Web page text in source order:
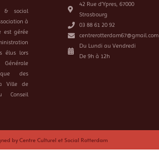
& social
à
est gérée
élus lors
des
Ville de
Conseil
42 Rue d’Ypres, 67000
Strasbourg
03 88 61 20 92
centrerotterdam67@gmail.com
Du Lundi au Vendredi
De 9h à 12h
by Centre Culturel et Social Rotterdam